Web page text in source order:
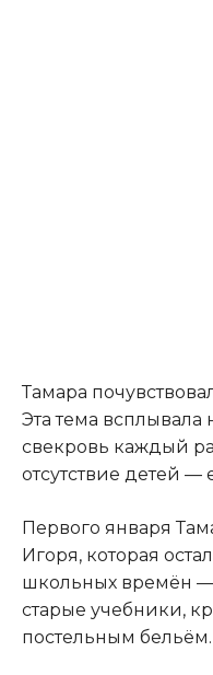
Тамара
Эта тема
свекровь каждый
отсутствие детей —
Первого января
Игоря, которая
школьных времён —
старые учебники,
постельным бельём.